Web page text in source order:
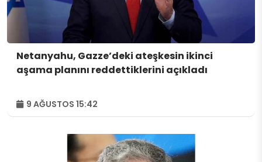
Netanyahu, Gazze’deki ateşkesin ikinci
aşama planını reddettiklerini açıkladı
9 AĞUSTOS 15:42